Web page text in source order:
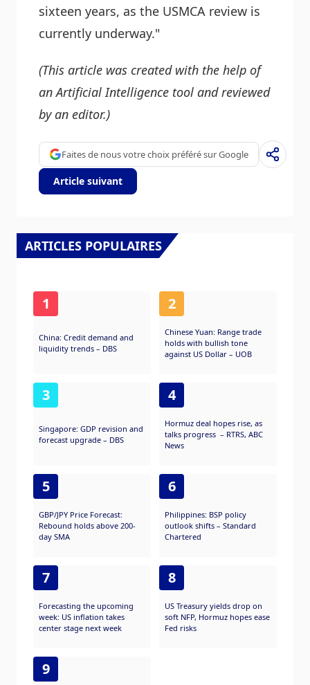
sixteen years, as the USMCA review is
currently underway."
(This article was created with the help of
an Artificial Intelligence tool and reviewed
by an editor.)
Faites de nous votre choix préféré sur Google
Article suivant
ARTICLES POPULAIRES
1
China: Credit demand and
liquidity trends – DBS
2
Chinese Yuan: Range trade
holds with bullish tone
against US Dollar – UOB
3
Singapore: GDP revision and
forecast upgrade – DBS
4
Hormuz deal hopes rise, as
talks progress – RTRS, ABC
News
5
GBP/JPY Price Forecast:
Rebound holds above 200-
day SMA
6
Philippines: BSP policy
outlook shifts – Standard
Chartered
7
Forecasting the upcoming
week: US inflation takes
center stage next week
8
US Treasury yields drop on
soft NFP, Hormuz hopes ease
Fed risks
9